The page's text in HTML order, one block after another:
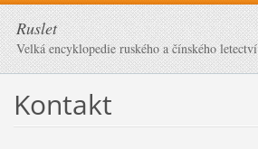
Ruslet
Velká encyklopedie ruského a čínského letectví
Kontakt